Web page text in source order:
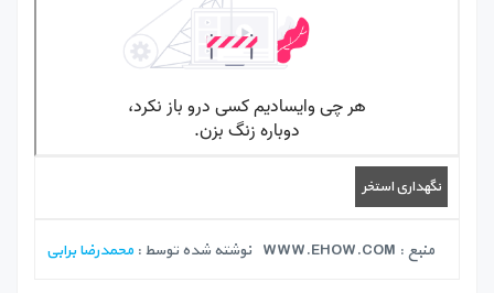
نگهداری استخر
نوشته شده توسط : محمدرضا برابی منبع : WWW.EHOW.COM